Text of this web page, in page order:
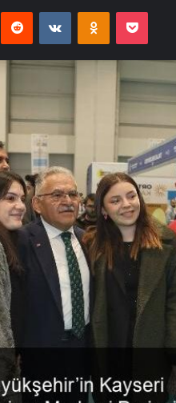
Reddit VKontakteOdnoklassniki
Pocket